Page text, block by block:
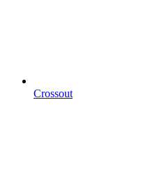
Crossout